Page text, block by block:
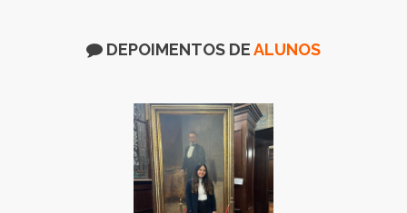
DEPOIMENTOS DEALUNOS